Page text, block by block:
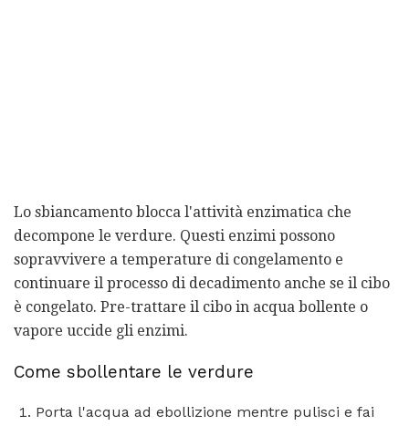
Lo sbiancamento blocca l'attività enzimatica che
decompone le verdure. Questi enzimi possono
sopravvivere a temperature di congelamento e
continuare il processo di decadimento anche se il cibo
è congelato. Pre-trattare il cibo in acqua bollente o
vapore uccide gli enzimi.
Come sbollentare le verdure
Porta l'acqua ad ebollizione mentre pulisci e fai